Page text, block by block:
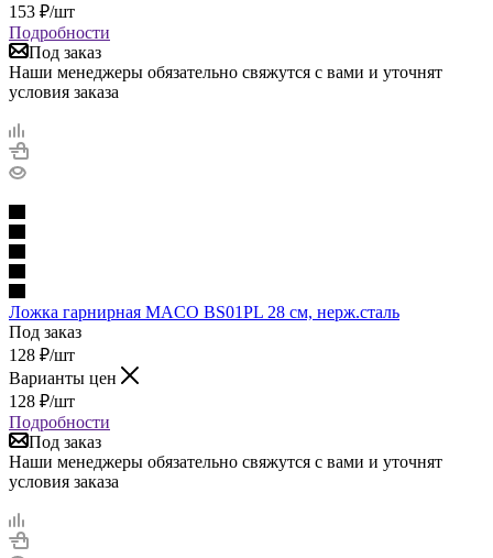
153 ₽/шт
Подробности
Под заказ
Наши менеджеры обязательно свяжутся с вами и уточнят
условия заказа
Ложка гарнирная MACO BS01PL 28 см, нерж.сталь
Под заказ
128 ₽/шт
Варианты цен
128 ₽/шт
Подробности
Под заказ
Наши менеджеры обязательно свяжутся с вами и уточнят
условия заказа